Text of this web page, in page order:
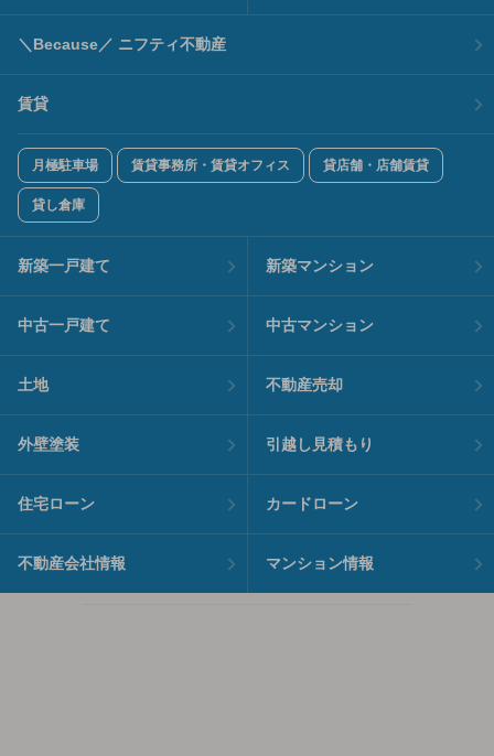
＼Because／ ニフティ不動産
賃貸
月極駐車場 賃貸事務所・賃貸オフィス 貸店舗・店舗賃貸
貸し倉庫
新築一戸建て 新築マンション
中古一戸建て 中古マンション
土地 不動産売却
外壁塗装 引越し見積もり
住宅ローン カードローン
不動産会社情報 マンション情報